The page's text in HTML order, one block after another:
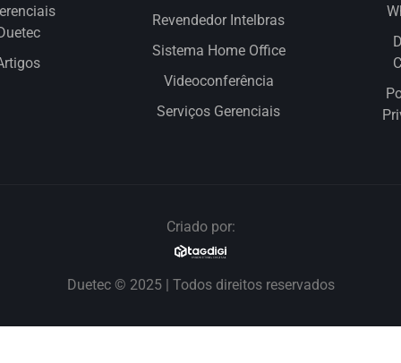
Revendedor Intelbras
Sistema Home Office
Videoconferência
Serviços Gerenciais
Criado por:
Duetec © 2025 | Todos direitos reservados